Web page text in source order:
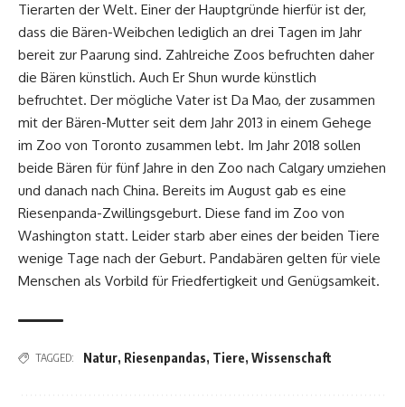
Tierarten der Welt. Einer der Hauptgründe hierfür ist der,
dass die Bären-Weibchen lediglich an drei Tagen im Jahr
bereit zur Paarung sind. Zahlreiche Zoos befruchten daher
die Bären künstlich. Auch Er Shun wurde künstlich
befruchtet. Der mögliche Vater ist Da Mao, der zusammen
mit der Bären-Mutter seit dem Jahr 2013 in einem Gehege
im Zoo von Toronto zusammen lebt. Im Jahr 2018 sollen
beide Bären für fünf Jahre in den Zoo nach Calgary umziehen
und danach nach China. Bereits im August gab es eine
Riesenpanda-Zwillingsgeburt. Diese fand im Zoo von
Washington statt. Leider starb aber eines der beiden Tiere
wenige Tage nach der Geburt. Pandabären gelten für viele
Menschen als Vorbild für Friedfertigkeit und Genügsamkeit.
TAGGED: Natur, Riesenpandas, Tiere, Wissenschaft